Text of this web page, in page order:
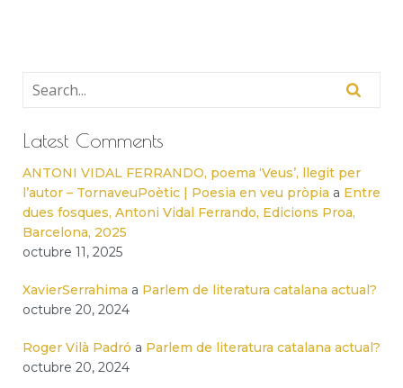
Latest Comments
ANTONI VIDAL FERRANDO, poema ‘Veus’, llegit per
l’autor – TornaveuPoètic | Poesia en veu pròpia a Entre
dues fosques, Antoni Vidal Ferrando, Edicions Proa,
Barcelona, 2025
octubre 11, 2025
XavierSerrahima a Parlem de literatura catalana actual?
octubre 20, 2024
Roger Vilà Padró a Parlem de literatura catalana actual?
octubre 20, 2024